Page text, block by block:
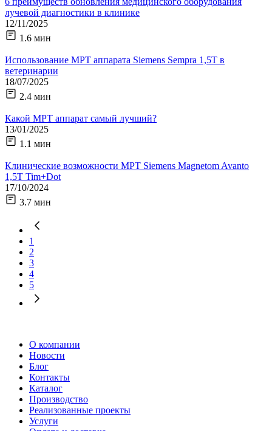
лучевой диагностики в клинике
12/11/2025
1.6 мин
Использование МРТ аппарата Siemens Sempra 1,5Т в
ветеринарии
18/07/2025
2.4 мин
Какой МРТ аппарат самый лучший?
13/01/2025
1.1 мин
Клинические возможности МРТ Siemens Magnetom Avanto
1,5Т Tim+Dot
17/10/2024
3.7 мин
1
2
3
4
5
О компании
Новости
Блог
Контакты
Каталог
Производство
Реализованные проекты
Услуги